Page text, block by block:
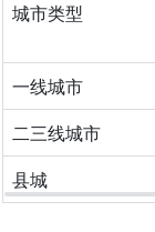
城市类型
一线城市
二三线城市
县城